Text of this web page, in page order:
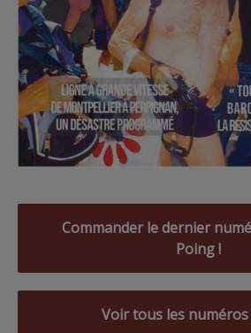
Commander le dernier
Poing !
Voir tous les